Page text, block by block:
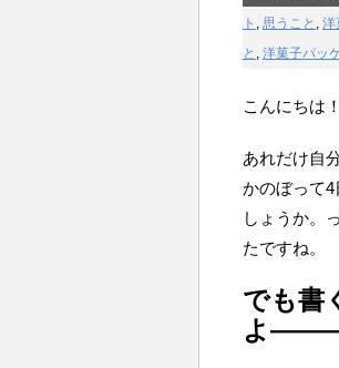
ト , 思うこと , 洋
と , 洋菓子パッ
こんにちは
あれだけ自
かのぼって
しょうか。
たですね。
でも書
よ―――